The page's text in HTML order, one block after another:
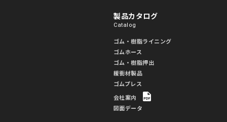
製品カタログ
Catalog
ゴム・樹脂ライニング
ゴムホース
ゴム・樹脂押出
緩衝材製品
ゴムプレス
会社案内
図面データ